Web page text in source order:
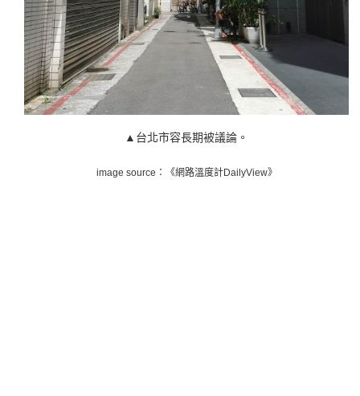
▲台北市容長期被議論。
image source：《網路溫度計DailyView》